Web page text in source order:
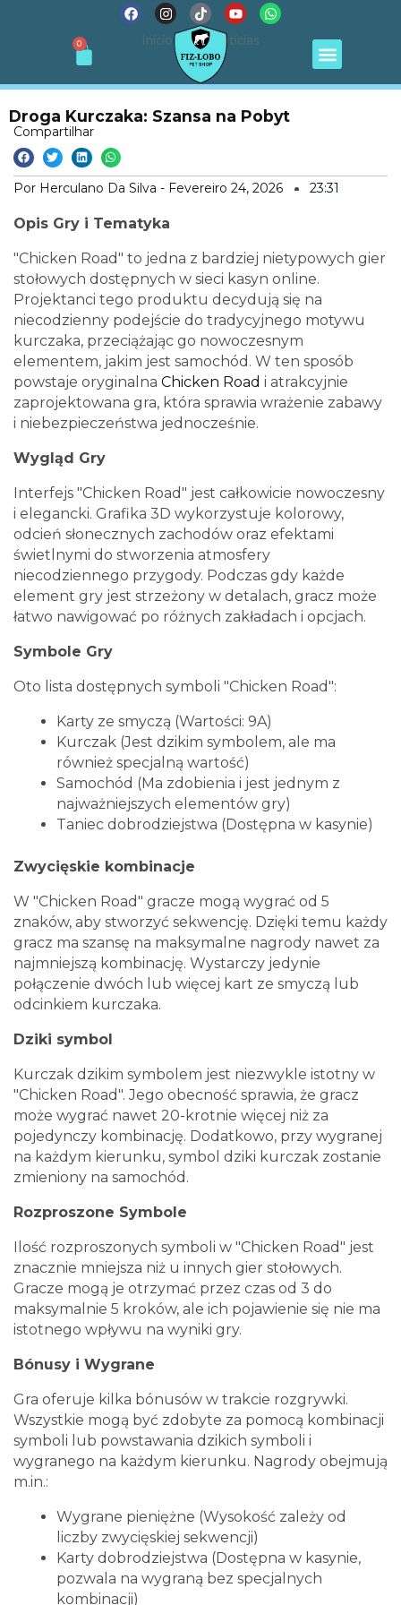
0 Menu
F
a
o
I
n
t
r
m
T
i
k
t
o
Y
o
u
t
e
W
h
p
Início Notícias
Droga Kurczaka: Szansa na Pobyt
Compartilhar
Por Herculano Da Silva - Fevereiro 24, 2026 23:31
Opis Gry i Tematyka
"Chicken Road" to jedna z bardziej nietypowych gier
stołowych dostępnych w sieci kasyn online.
Projektanci tego produktu decydują się na
niecodzienny podejście do tradycyjnego motywu
kurczaka, przeciążając go nowoczesnym
elementem, jakim jest samochód. W ten sposób
powstaje oryginalna Chicken Road i atrakcyjnie
zaprojektowana gra, która sprawia wrażenie zabawy
i niebezpieczeństwa jednocześnie.
Wygląd Gry
Interfejs "Chicken Road" jest całkowicie nowoczesny
i elegancki. Grafika 3D wykorzystuje kolorowy,
odcień słonecznych zachodów oraz efektami
świetlnymi do stworzenia atmosfery
niecodziennego przygody. Podczas gdy każde
element gry jest strzeżony w detalach, gracz może
łatwo nawigować po różnych zakładach i opcjach.
Symbole Gry
Oto lista dostępnych symboli "Chicken Road":
Karty ze smyczą (Wartości: 9A)
Kurczak (Jest dzikim symbolem, ale ma
również specjalną wartość)
Samochód (Ma zdobienia i jest jednym z
najważniejszych elementów gry)
Taniec dobrodziejstwa (Dostępna w kasynie)
Zwycięskie kombinacje
W "Chicken Road" gracze mogą wygrać od 5
znaków, aby stworzyć sekwencję. Dzięki temu każdy
gracz ma szansę na maksymalne nagrody nawet za
najmniejszą kombinację. Wystarczy jedynie
połączenie dwóch lub więcej kart ze smyczą lub
odcinkiem kurczaka.
Dziki symbol
Kurczak dzikim symbolem jest niezwykle istotny w
"Chicken Road". Jego obecność sprawia, że gracz
może wygrać nawet 20-krotnie więcej niż za
pojedynczy kombinację. Dodatkowo, przy wygranej
na każdym kierunku, symbol dziki kurczak zostanie
zmieniony na samochód.
Rozproszone Symbole
Ilość rozproszonych symboli w "Chicken Road" jest
znacznie mniejsza niż u innych gier stołowych.
Gracze mogą je otrzymać przez czas od 3 do
maksymalnie 5 kroków, ale ich pojawienie się nie ma
istotnego wpływu na wyniki gry.
Bónusy i Wygrane
Gra oferuje kilka bónusów w trakcie rozgrywki.
Wszystkie mogą być zdobyte za pomocą kombinacji
symboli lub powstawania dzikich symboli i
wygranego na każdym kierunku. Nagrody obejmują
m.in.:
Wygrane pieniężne (Wysokość zależy od
liczby zwycięskiej sekwencji)
Karty dobrodziejstwa (Dostępna w kasynie,
pozwala na wygraną bez specjalnych
kombinacji)